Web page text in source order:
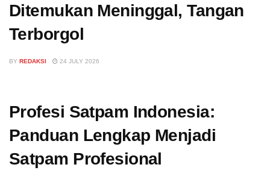
Ditemukan Meninggal, Tangan
Terborgol
BY REDAKSI 24 JULY 2026
Profesi Satpam Indonesia:
Panduan Lengkap Menjadi
Satpam Profesional